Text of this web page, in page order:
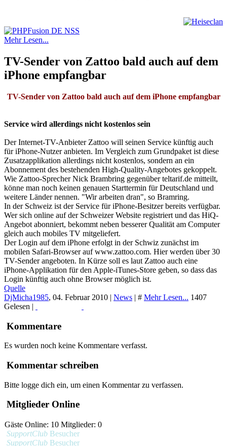
Mehr Lesen...
TV-Sender von Zattoo bald auch auf dem
iPhone empfangbar
TV-Sender von Zattoo bald auch auf dem iPhone empfangbar
Service wird allerdings nicht kostenlos sein
Der Internet-TV-Anbieter Zattoo will seinen Service künftig auch
für iPhone-Nutzer anbieten. Im Vergleich zum Grundpaket ist diese
Zusatzapplikation allerdings nicht kostenlos, sondern an ein
Abonnement des bestehenden High-Quality-Angebotes gekoppelt.
Wie Zattoo-Sprecher Nick Brambring gegenüber teltarif.de mitteilt,
könne man noch keinen genauen Starttermin für Deutschland und
weitere Länder nennen. "Wir arbeiten dran", so Bramring.
In der Schweiz ist der Service für iPhone-Besitzer bereits verfügbar.
Wer sich online auf der Schweizer Website registriert und das HiQ-
Angebot abonniert, bekommt neben besserer Qualität am Computer
gleich auch mobiles TV mitgeliefert.
Der Login auf dem iPhone erfolgt in der Schwiz zunächst im
mobilen Safari-Browser auf www.zattoo.com. Hier werden über 30
TV-Sender angeboten. In Kürze soll es laut Zattoo auch eine
iPhone-Applikation für den Apple-iTunes-Store geben, so dass das
Login künftig auch ohne Browser möglich ist.
Quelle
DjMicha1985, 04. Februar 2010 | News | # Mehr Lesen... 1407
Gelesen |
Kommentare
Es wurden noch keine Kommentare verfasst.
Kommentar schreiben
Bitte logge dich ein, um einen Kommentar zu verfassen.
Mitglieder Online
Gäste Online: 10 Mitglieder: 0
SupportClub Besucher
SupportClub Besucher